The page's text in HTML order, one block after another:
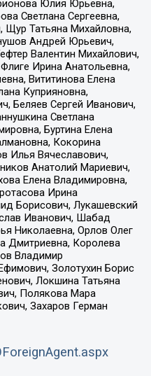
Юлия Юрьевна,
Светлана Сергеевна,
Щур Татьяна Михайловна,
Андрей Юрьевич,
Валентин Михайлович,
Ирина Анатольевна,
Вититинова Елена
Куприяновна,
Беляев Сергей Иванович,
Светлана
Буртина Елена
Кокорина
Илья Вячеславович,
Анатолий Мариевич,
Елена Владимировна,
Ирина
Борисович, Лукашевский
Иванович, Шабад
Николаевна, Орлов Олег
Дмитриевна, Королева
Владимир
Золотухин Борис
Локшина Татьяна
Полякова Мара
Захаров Герман